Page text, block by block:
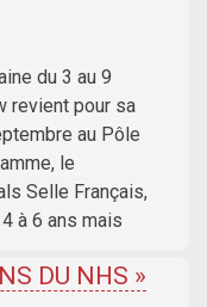
du 3 au 9
revient pour sa
au Pôle
le
Selle Français,
à 6 ans mais
DU NHS »